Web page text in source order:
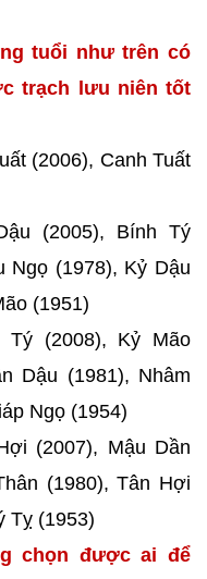
tuổi như trên có
trạch lưu niên tốt
(2006), Canh Tuất
(2005), Bính Tý
Ngọ (1978), Kỷ Dậu
(1951)
(2008), Kỷ Mão
Dậu (1981), Nhâm
Ngọ (1954)
(2007), Mậu Dần
(1980), Tân Hợi
Tỵ (1953)
chọn được ai để